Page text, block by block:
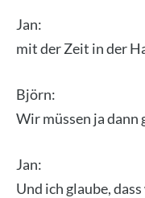
Jan:
mit der Zeit in der
Björn:
Wir müs­sen ja dann
Jan:
Und ich glau­be,